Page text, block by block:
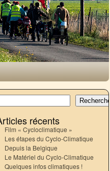
Rechercher
récents
Film « Cycloclimatique »
Les étapes du Cyclo-Climatique
Depuis la Belgique
Le Matériel du Cyclo-Climatique
Quelques infos climatiques !